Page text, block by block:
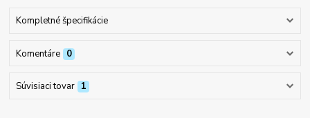
Kompletné špecifikácie
Komentáre 0
Súvisiaci tovar 1